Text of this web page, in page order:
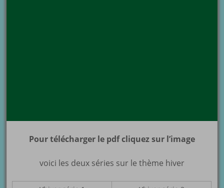
Pour télécharger le pdf cliquez sur l’image
voici les deux séries sur le thème hiver